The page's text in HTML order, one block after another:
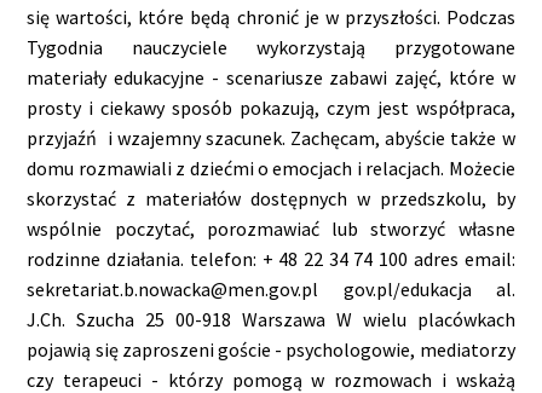
się wartości, które będą chronić je w przyszłości. Podczas
Tygodnia nauczyciele wykorzystają przygotowane
materiały edukacyjne - scenariusze zabawi zajęć, które w
prosty i ciekawy sposób pokazują, czym jest współpraca,
przyjaźń i wzajemny szacunek. Zachęcam, abyście także w
domu rozmawiali z dziećmi o emocjach i relacjach. Możecie
skorzystać z materiałów dostępnych w przedszkolu, by
wspólnie poczytać, porozmawiać lub stworzyć własne
rodzinne działania. telefon: + 48 22 34 74 100 adres email:
sekretariat.b.nowacka@men.gov.pl gov.pl/edukacja al.
J.Ch. Szucha 25 00-918 Warszawa W wielu placówkach
pojawią się zaproszeni goście - psychologowie, mediatorzy
czy terapeuci - którzy pomogą w rozmowach i wskażą